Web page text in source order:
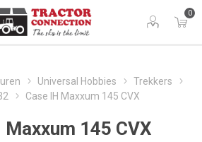
0
Universal Hobbies
Trekkers
Case IH Maxxum 145 CVX
Maxxum 145 CVX